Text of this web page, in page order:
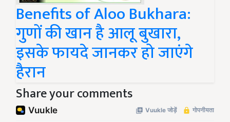
Benefits of Aloo Bukhara:
गुणों की खान है आलू बुखारा,
इसके फायदे जानकर हो जाएंगे
हैरान
Share your comments